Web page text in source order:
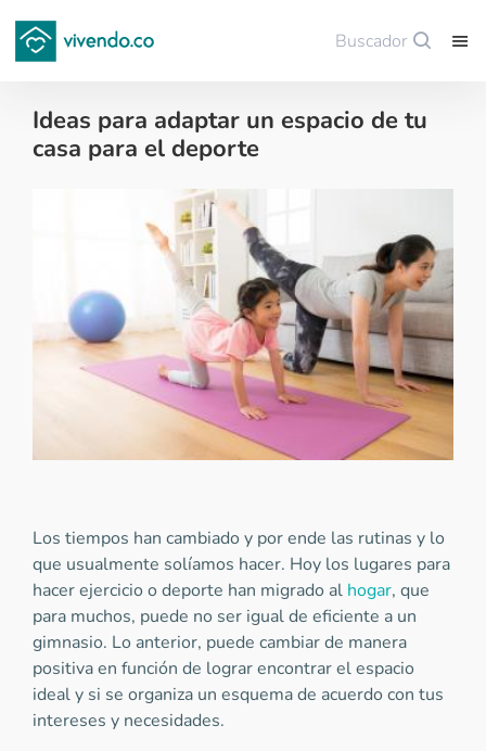
Buscador
Ideas para adaptar un espacio de tu
casa para el deporte
Decoración - 2020-10-14
Los tiempos han cambiado y por ende las rutinas y lo
que usualmente solíamos hacer. Hoy los lugares para
hacer ejercicio o deporte han migrado al hogar, que
para muchos, puede no ser igual de eficiente a un
gimnasio. Lo anterior, puede cambiar de manera
positiva en función de lograr encontrar el espacio
ideal y si se organiza un esquema de acuerdo con tus
intereses y necesidades.
Guardar